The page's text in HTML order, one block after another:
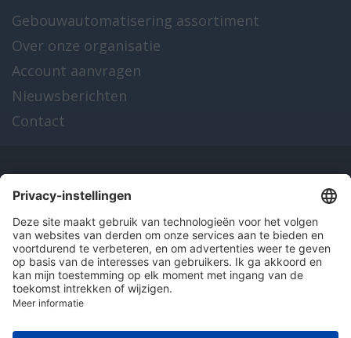
Gebouwautomatisering assortiment
Over onze organisatie
Account aanvragen
Nieuwsberichten
Contact
Onze producten
en diensten
Over Hitma
Algemene voorwaarden Disclaimer
Colofon
© 2026 Hitma B.V.